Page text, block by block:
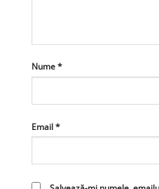
Nume *
Email *